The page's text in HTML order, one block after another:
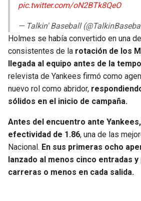
pic.twitter.com/oN2BTk8QeO
— Talkin' Baseball
Holmes se había convertido en una
consistentes de la rotación de los
llegada al equipo antes de la
relevista de Yankees firmó como
nuevo rol como abridor,
sólidos en el inicio de campaña.
Antes del encuentro ante
efectividad de 1.86, una de las
Nacional. En sus primeras ocho
lanzado al menos cinco entradas
carreras o menos en cada salida.